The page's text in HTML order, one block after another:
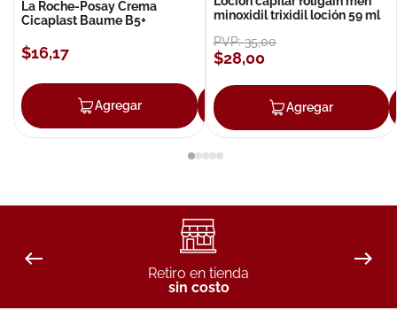
La Roche-Posay Crema
Cicaplast Baume B5+
$16,17
Agregar Agregar
minoxidil trixidil loción 59 ml
PVP:35,00
$28,00
Agregar
Retiro en tienda
sin costo